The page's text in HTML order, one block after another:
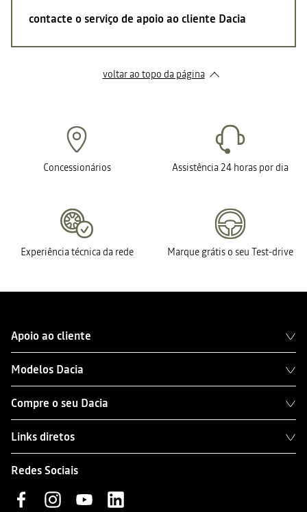
contacte o serviço de apoio ao cliente Dacia
voltar ao topo da página
Concessionários Assistência 24 horas por dia
Experiência técnica da rede Marque grátis o seu Test-drive
Apoio ao cliente
Modelos Dacia
Compre o seu Dacia
Links diretos
Redes Sociais